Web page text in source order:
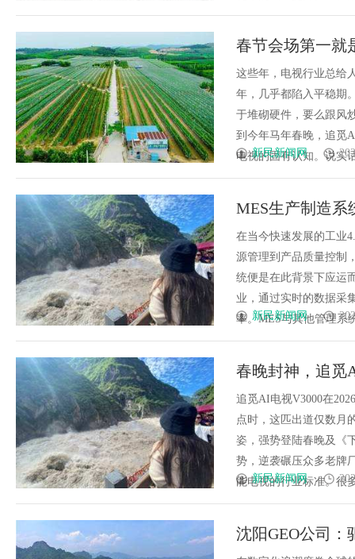
春节会场第一就
春节爆款
这些年，电视行业总给
年，几乎都陷入平稳期
于堆砌硬件，要么跟风
到今年马年春晚，追觅
电视的固有认知。说实
新民新闻网
MES生产制造系
在当今快速发展的工业
源管理到产品质量控制
统便是在此背景下应运
业，通过实时的数据采
率。MES与其他管理系
新民新闻网
春晚封神，追觅
局
追觅AI电视V3000在
点时，这匹出道仅数月
姿，强势登陆春晚及《
势，逆袭碾压众多老牌
能电视的行业标准。很
新民新闻网
沈阳GEO公司：